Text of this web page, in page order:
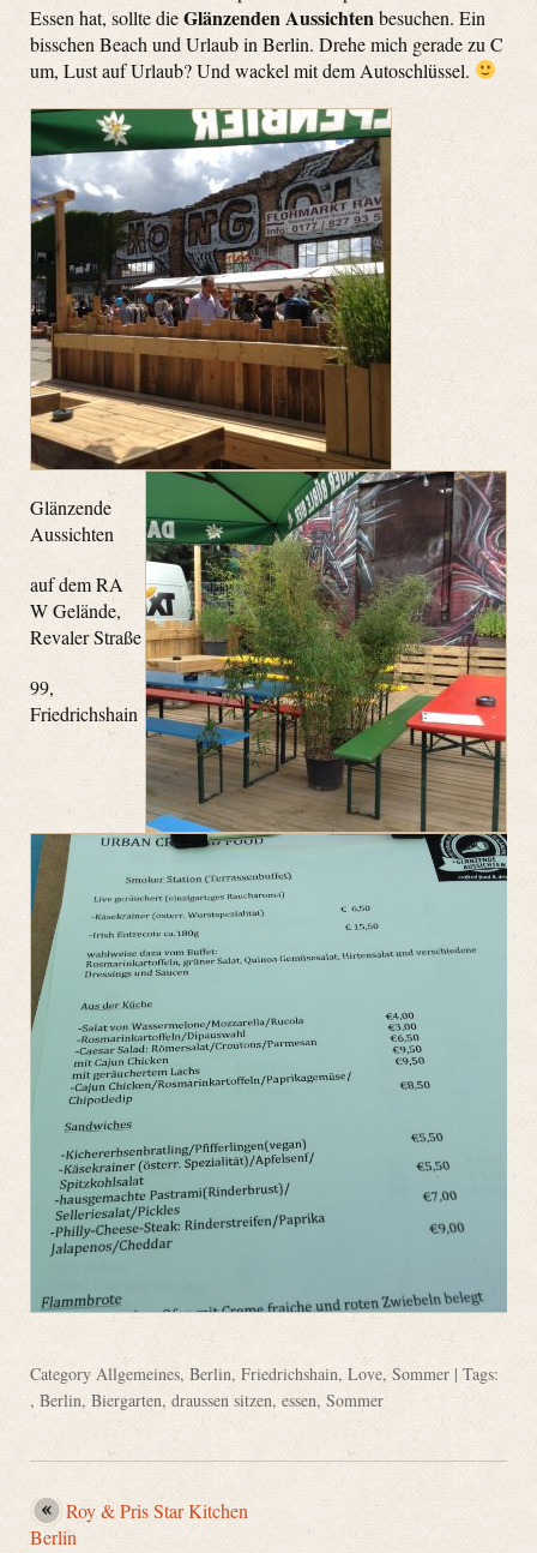
Essen hat, sollte dieGlänzenden Aussichten besuchen. Ein
bisschen Beach und Urlaub in Berlin. Drehe mich gerade zu C
um, Lust auf Urlaub? Und wackel mit dem Autoschlüssel.
Glänzende
Aussichten
auf dem RA
W Gelände,
Revaler Straße
99,
Friedrichshain
Category Allgemeines, Berlin, Friedrichshain, Love, Sommer | Tags:
, Berlin, Biergarten, draussen sitzen, essen, Sommer
Roy & Pris Star Kitchen
Berlin